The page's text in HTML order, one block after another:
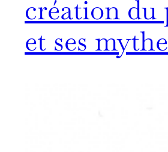
création du
et ses